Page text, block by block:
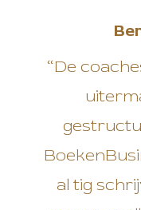
“De
al tig